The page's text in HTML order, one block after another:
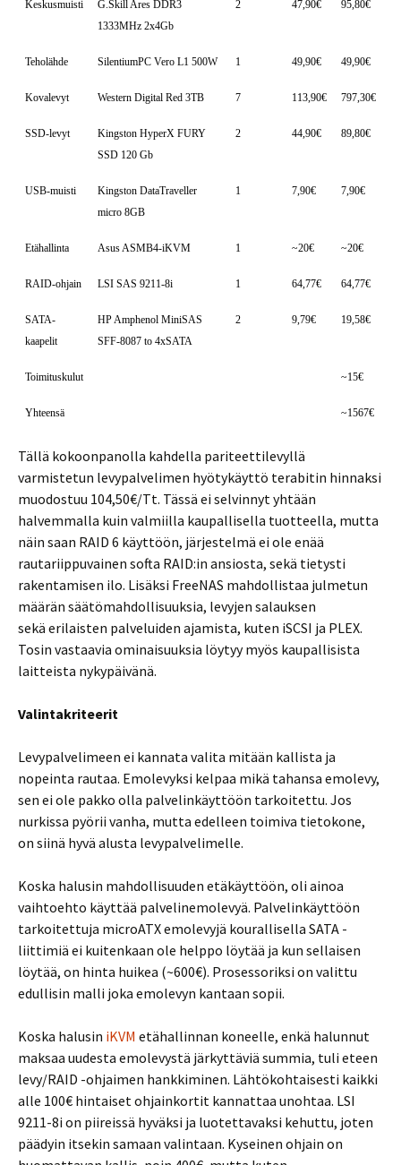
Keskusmuisti
G.Skill Ares DDR3
1333MHz 2x4Gb
2 47,90€ 95,80€
Teholähde SilentiumPC Vero L1 500W 1 49,90€ 49,90€
Kovalevyt Western Digital Red 3TB 7 113,90€ 797,30€
SSD-levyt
Kingston HyperX FURY
SSD 120 Gb
2 44,90€ 89,80€
USB-muisti
Kingston DataTraveller
micro 8GB
1 7,90€ 7,90€
Etähallinta Asus ASMB4-iKVM 1 ~20€ ~20€
RAID-ohjain LSI SAS 9211-8i 1 64,77€ 64,77€
SATA-
kaapelit
HP Amphenol MiniSAS
SFF-8087 to 4xSATA
2 9,79€ 19,58€
Toimituskulut ~15€
Yhteensä ~1567€
Tällä kokoonpanolla kahdella pariteettilevyllä
varmistetun levypalvelimen hyötykäyttö terabitin hinnaksi
muodostuu 104,50€/Tt. Tässä ei selvinnyt yhtään
halvemmalla kuin valmiilla kaupallisella tuotteella, mutta
näin saan RAID 6 käyttöön, järjestelmä ei ole enää
rautariippuvainen softa RAID:in ansiosta, sekä tietysti
rakentamisen ilo. Lisäksi FreeNAS mahdollistaa julmetun
määrän säätömahdollisuuksia, levyjen salauksen
sekä erilaisten palveluiden ajamista, kuten iSCSI ja PLEX.
Tosin vastaavia ominaisuuksia löytyy myös kaupallisista
laitteista nykypäivänä.
Valintakriteerit
Levypalvelimeen ei kannata valita mitään kallista ja
nopeinta rautaa. Emolevyksi kelpaa mikä tahansa emolevy,
sen ei ole pakko olla palvelinkäyttöön tarkoitettu. Jos
nurkissa pyörii vanha, mutta edelleen toimiva tietokone,
on siinä hyvä alusta levypalvelimelle.
Koska halusin mahdollisuuden etäkäyttöön, oli ainoa
vaihtoehto käyttää palvelinemolevyä. Palvelinkäyttöön
tarkoitettuja microATX emolevyjä kourallisella SATA -
liittimiä ei kuitenkaan ole helppo löytää ja kun sellaisen
löytää, on hinta huikea (~600€). Prosessoriksi on valittu
edullisin malli joka emolevyn kantaan sopii.
Koska halusin iKVM etähallinnan koneelle, enkä halunnut
maksaa uudesta emolevystä järkyttäviä summia, tuli eteen
levy/RAID -ohjaimen hankkiminen. Lähtökohtaisesti kaikki
alle 100€ hintaiset ohjainkortit kannattaa unohtaa. LSI
9211-8i on piireissä hyväksi ja luotettavaksi kehuttu, joten
päädyin itsekin samaan valintaan. Kyseinen ohjain on